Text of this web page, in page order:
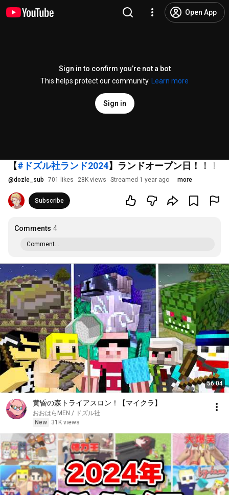
Open App
Sign in to confirm you’re not a bot
This helps protect our community.
Learn more
Sign in
【#ドズル社ランド2024】ランドオープン日！！！
@dozle_sub 701 likes 28K views Streamed 1 year ago more
Subscribe
Comments 4
Comment...
56:04
黄昏の森トライアスロン！【マイクラ】
おおはらMEN / ドズル社
New
31K views